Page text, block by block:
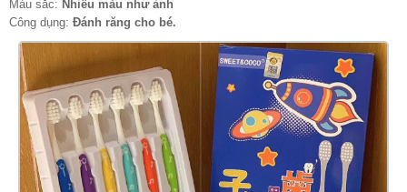
Màu sắc: Nhiều màu như ảnh
Công dụng: Đánh răng cho bé.